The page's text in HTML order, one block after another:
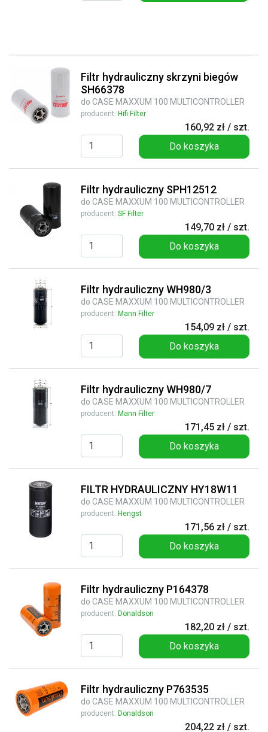
Filtr hydrauliczny skrzyni biegów
SH66378
do CASE MAXXUM 100 MULTICONTROLLER
producent: Hifi Filter
160,92 zł / szt.
Do koszyka
Filtr hydrauliczny SPH12512
do CASE MAXXUM 100 MULTICONTROLLER
producent: SF Filter
149,70 zł / szt.
Do koszyka
Filtr hydrauliczny WH980/3
do CASE MAXXUM 100 MULTICONTROLLER
producent: Mann Filter
154,09 zł / szt.
Do koszyka
Filtr hydrauliczny WH980/7
do CASE MAXXUM 100 MULTICONTROLLER
producent: Mann Filter
171,45 zł / szt.
Do koszyka
FILTR HYDRAULICZNY HY18W11
do CASE MAXXUM 100 MULTICONTROLLER
producent: Hengst
171,56 zł / szt.
Do koszyka
Filtr hydrauliczny P164378
do CASE MAXXUM 100 MULTICONTROLLER
producent: Donaldson
182,20 zł / szt.
Do koszyka
Filtr hydrauliczny P763535
do CASE MAXXUM 100 MULTICONTROLLER
producent: Donaldson
204,22 zł / szt.